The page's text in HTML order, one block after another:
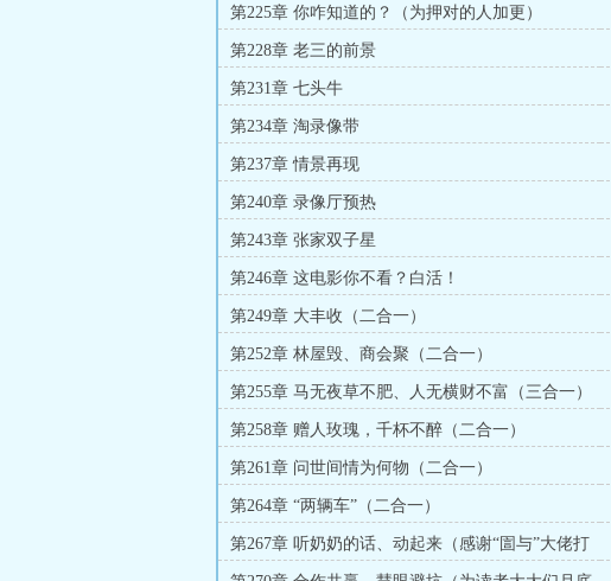
第225章 你咋知道的？（为押对的人加更）
第228章 老三的前景
第231章 七头牛
第234章 淘录像带
第237章 情景再现
第240章 录像厅预热
第243章 张家双子星
第246章 这电影你不看？白活！
第249章 大丰收（二合一）
第252章 林屋毁、商会聚（二合一）
第255章 马无夜草不肥、人无横财不富（三合一）
第258章 赠人玫瑰，千杯不醉（二合一）
第261章 问世间情为何物（二合一）
第264章 “两辆车”（二合一）
第267章 听奶奶的话、动起来（感谢“圁与”大佬打
赏的盟主）